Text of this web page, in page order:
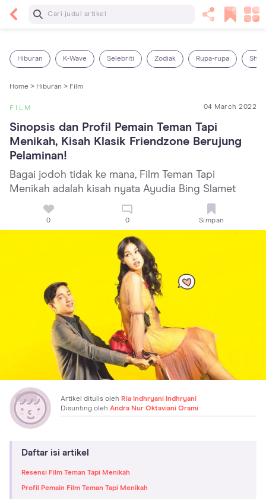
Baca Selanjutnya
Hiburan K-Wave Selebriti Zodiak Rupa-rupa
Home > Hiburan > Film
FILM 04 March 2022
Sinopsis dan Profil Pemain Teman Tapi
Menikah, Kisah Klasik Friendzone Berujung
Pelaminan!
Bagai jodoh tidak ke mana, Film Teman Tapi
Menikah adalah kisah nyata Ayudia Bing Slamet
0 0 Simpan
Artikel ditulis oleh Ria Indhryani Indhryani
Disunting oleh Andra Nur Oktaviani Orami
Daftar isi artikel
Resensi Film Teman Tapi Menikah
Profil Pemain Film Teman Tapi Menikah